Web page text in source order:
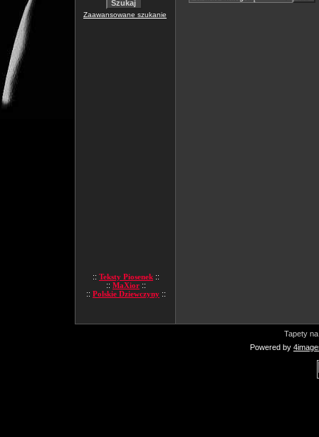
Zaawansowane szukanie
:: Teksty Piosenek ::
:: MaXior ::
:: Polskie Dziewczyny ::
Tapety
Powered by